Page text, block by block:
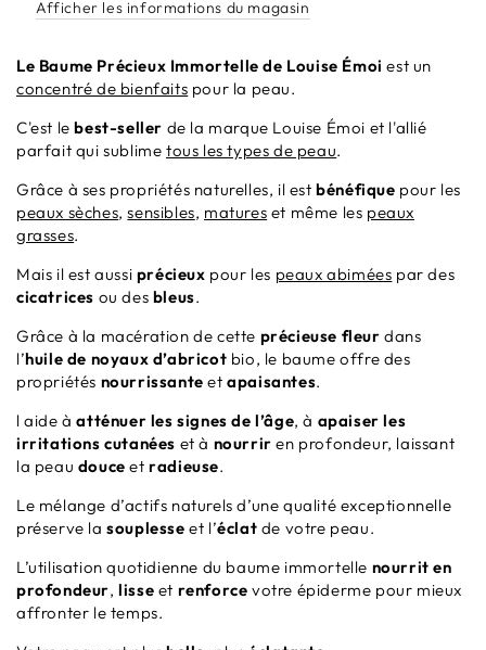
Afficher les informations du magasin
Le Baume Précieux Immortelle de Louise Émoi est un
concentré de bienfaits pour la peau.
C'est lebest-seller de la marque Louise Émoi et l'allié
parfait qui sublime tous les types de peau.
Grâce à ses propriétés naturelles, il estbénéfique pour les
peaux sèches,sensibles, matures et même les peaux
grasses.
Mais il est aussi précieux pour les peaux abimées par des
cicatrices ou des bleus.
Grâce à la macération de cette précieuse fleur dans
l’huile de noyaux d’abricot bio, le baume offre des
propriétés nourrissanteetapaisantes.
l aide àatténuer les signes de l’âge, à apaiser les
irritations cutanées et à nourrir en profondeur, laissant
la peau douce et radieuse.
Le mélange d’actifs naturels d’une qualité exceptionnelle
préserve lasouplesse et l’éclat de votre peau.
L’utilisation quotidienne du baume immortelle nourrit en
profondeur,lisse et renforcevotre épiderme pour mieux
affronter le temps.